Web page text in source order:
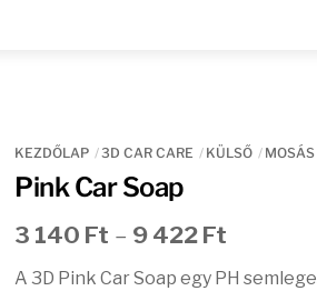
KEZDŐLAP 3D CAR CARE KÜLSŐ
Pink Car Soap
3 140 Ft – 9 422 Ft
A 3D Pink Car Soap egy PH